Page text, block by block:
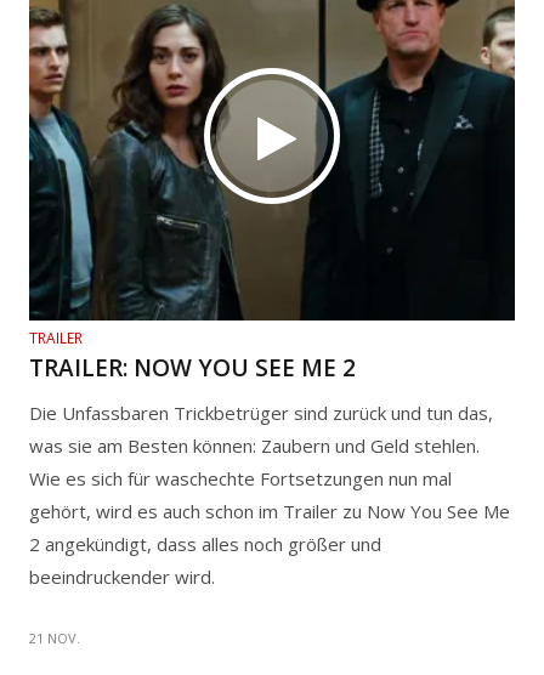
TRAILER
TRAILER: NOW YOU SEE ME 2
Die Unfassbaren Trickbetrüger sind zurück und tun das,
was sie am Besten können: Zaubern und Geld stehlen.
Wie es sich für waschechte Fortsetzungen nun mal
gehört, wird es auch schon im Trailer zu Now You See Me
2 angekündigt, dass alles noch größer und
beeindruckender wird.
21 NOV.